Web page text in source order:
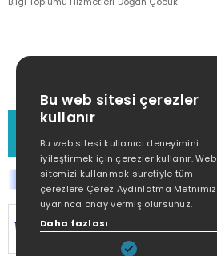
MÜŞTERİ HİZMETLERİ
(0212) 373 77 00
SİTEMİZ
KORUNMAKTADIR.
Bu web sitesi çerezler
kullanır
Bu web sitesi kullanıcı deneyimini
iyileştirmek için çerezler kullanır. Web
sitemizi kullanmak suretiyle tüm
çerezlere Çerez Aydınlatma Metnimiz
uyarınca onay vermiş olursunuz.
Daha fazlası